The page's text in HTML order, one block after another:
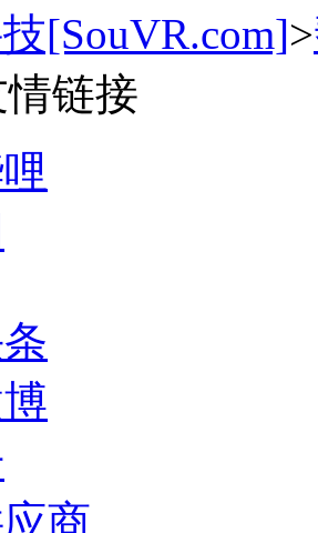
[SouVR.com]>
链接
商